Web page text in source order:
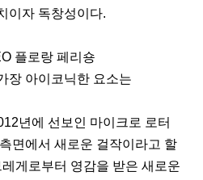
이자 독창성이다.
플로랑 페리숑
장 아이코닉한 요소는
년에 선보인 마이크로 로터
면에서 새로운 걸작이라고 할
게로부터 영감을 받은 새로운